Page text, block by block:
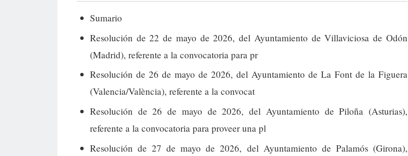
Sumario
Resolución de 22 de mayo de 2026, del Ayuntamiento de Villaviciosa de Odón
(Madrid), referente a la convocatoria para pr
Resolución de 26 de mayo de 2026, del Ayuntamiento de La Font de la Figuera
(Valencia/València), referente a la convocat
Resolución de 26 de mayo de 2026, del Ayuntamiento de Piloña (Asturias),
referente a la convocatoria para proveer una pl
Resolución de 27 de mayo de 2026, del Ayuntamiento de Palamós (Girona),